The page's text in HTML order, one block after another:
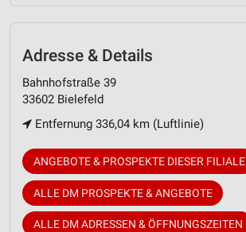
Adresse & Details
Bahnhofstraße 39
33602 Bielefeld
Entfernung 336,04 km (Luftlinie)
ANGEBOTE & PROSPEKTE DIESER FILIALE
ALLE DM PROSPEKTE & ANGEBOTE
ALLE DM ADRESSEN & ÖFFNUNGSZEITEN